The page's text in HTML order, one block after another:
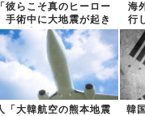
彼らこそ真のヒーロー
手術中に大地震が起き
た熊本総合病...
海
行
「大韓航空の熊本地震
韓